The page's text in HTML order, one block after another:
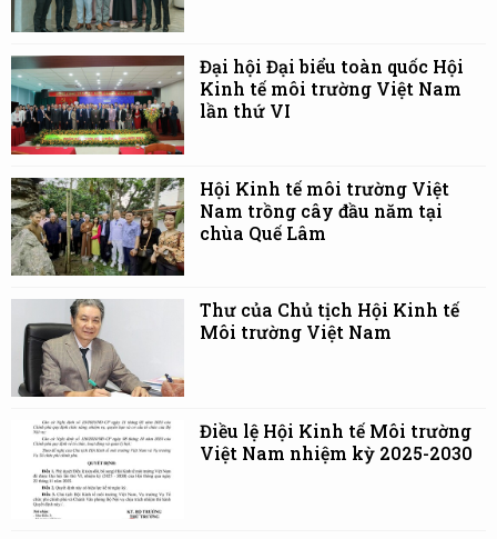
Đại hội Đại biểu toàn quốc Hội
Kinh tế môi trường Việt Nam
lần thứ VI
Hội Kinh tế môi trường Việt
Nam trồng cây đầu năm tại
chùa Quế Lâm
Thư của Chủ tịch Hội Kinh tế
Môi trường Việt Nam
Điều lệ Hội Kinh tế Môi trường
Việt Nam nhiệm kỳ 2025-2030